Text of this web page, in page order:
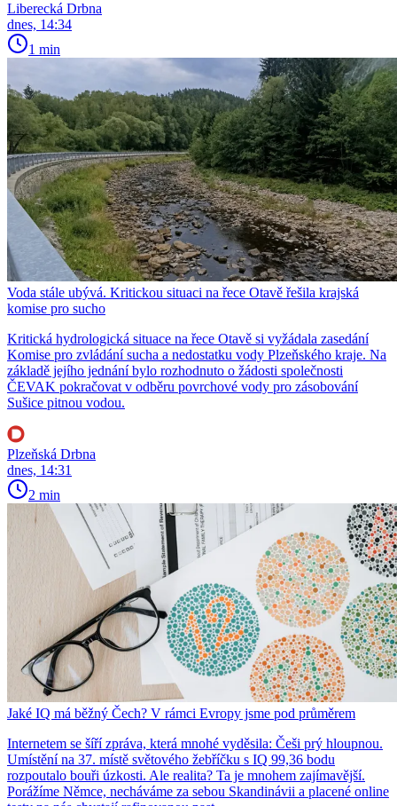
Liberecká Drbna
dnes, 14:34
1 min
Voda stále ubývá. Kritickou situaci na řece Otavě řešila krajská
komise pro sucho
Kritická hydrologická situace na řece Otavě si vyžádala zasedání
Komise pro zvládání sucha a nedostatku vody Plzeňského kraje. Na
základě jejího jednání bylo rozhodnuto o žádosti společnosti
ČEVAK pokračovat v odběru povrchové vody pro zásobování
Sušice pitnou vodou.
Plzeňská Drbna
dnes, 14:31
2 min
Jaké IQ má běžný Čech? V rámci Evropy jsme pod průměrem
Internetem se šíří zpráva, která mnohé vyděsila: Češi prý hloupnou.
Umístění na 37. místě světového žebříčku s IQ 99,36 bodu
rozpoutalo bouři úzkosti. Ale realita? Ta je mnohem zajímavější.
Porážíme Němce, necháváme za sebou Skandinávii a placené online